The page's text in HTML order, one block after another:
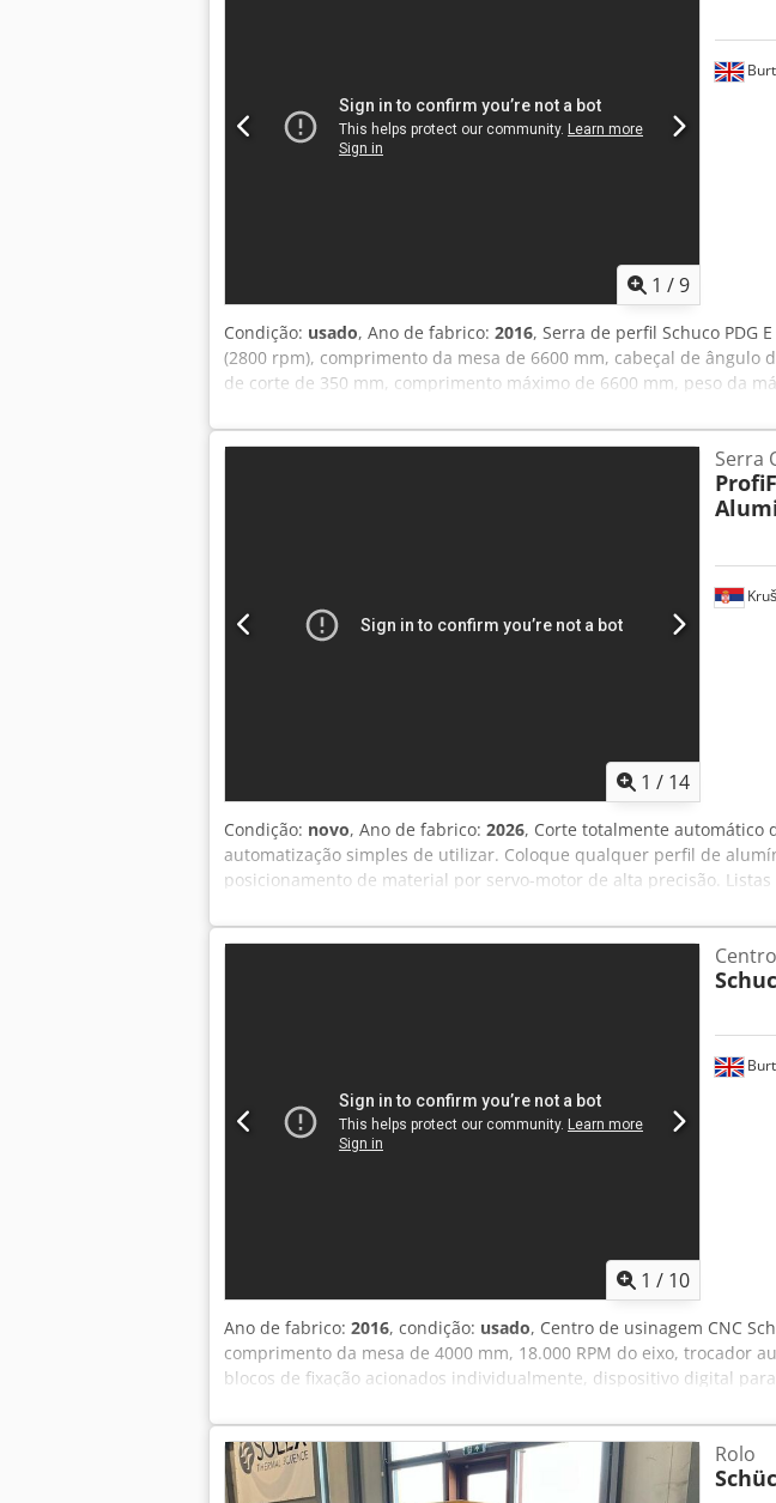
1 /9
Condição: usado, Ano de fabrico: 2016, Serra de perfil Schuco PDG
(2800 rpm), comprimento da mesa de 6600 mm, cabeçal de
de corte de 350 mm, comprimento máximo de 6600 mm, peso da
Itália. Csdszqduqepfx Ab Neha Localização: Estes lotes estão
para obter informações sobre o carregamento e os custos
1 / 14
Serra
Condição: novo, Ano de fabrico: 2026, Corte totalmente automático
automatização simples de utilizar. Coloque qualquer perfil de
posicionamento de material por servo-motor de alta precisão.
grandes listas de corte. Optimizador em linha totalmente
utilizando um sensor laser e otimização da lista de trabalhos em
em retalhos. Impressão automática de etiquetas com o número
totalmente automática com alimentação de barras e corte ao
introdução do trabalho e corte em segundos. - Corte simplificado
barras agrupadas / multi-barras. - Entrada remota de listas de
Taxas de corte por serra e de alimentação de alumínio totalmente
otimização automática com medição do comprimento do laser de
automática de etiquetas para peças utilizando dados da lista de
direta no material, sem necessidade de intervenção do operador
barras ou códigos QR para introdução de trabalhos (opcional).
comerciais - Fabrico de centros de dados - Fabrico de iluminação
1 / 10
Ano de fabrico: 2016, condição: usado, Centro de usinagem CNC
comprimento da mesa de 4000 mm, 18.000 RPM do eixo, trocador
blocos de fixação acionados individualmente, dispositivo digital
ferramentas BT30. Número de série: 9912917 (2016). País de
Burton-on-Trent, Reino Unido. Consulte cada lote individualmente
Rolo